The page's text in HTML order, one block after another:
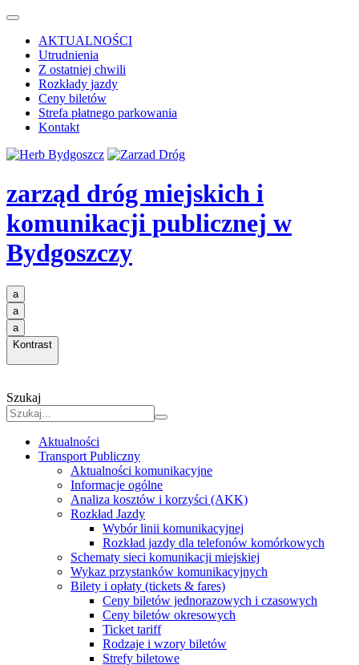
AKTUALNOŚCI
Utrudnienia
Z ostatniej chwili
Rozkłady jazdy
Ceny biletów
Strefa płatnego parkowania
Kontakt
zarząd dróg miejskich i
komunikacji publicznej w
Bydgoszczy
a
a
a
Kontrast
Szukaj
Aktualności
Transport Publiczny
Aktualności komunikacyjne
Informacje ogólne
Analiza kosztów i korzyści (AKK)
Rozkład Jazdy
Wybór linii komunikacyjnej
Rozkład jazdy dla telefonów komórkowych
Schematy sieci komunikacji miejskiej
Wykaz przystanków komunikacyjnych
Bilety i opłaty (tickets & fares)
Ceny biletów jednorazowych i czasowych
Ceny biletów okresowych
Ticket tariff
Rodzaje i wzory biletów
Strefy biletowe